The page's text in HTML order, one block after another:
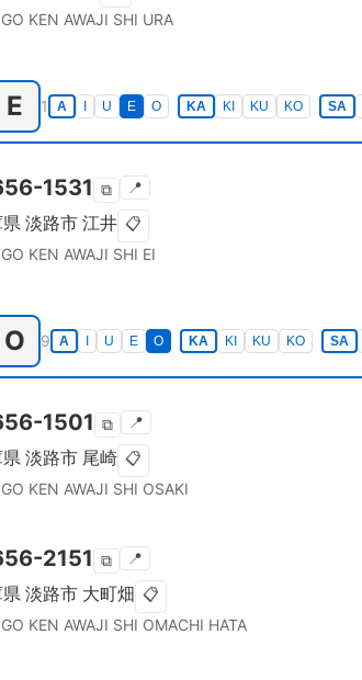
KEN AWAJI SHI URA
E 1 A U E O KA KI KU KO SA
1531 ⧉ 📍
淡路市 江井 📋
KEN AWAJI SHI EI
O 9 A U E O KA KI KU KO SA
1501 ⧉ 📍
淡路市 尾崎 📋
KEN AWAJI SHI OSAKI
2151 ⧉ 📍
淡路市 大町畑 📋
KEN AWAJI SHI OMACHI HATA